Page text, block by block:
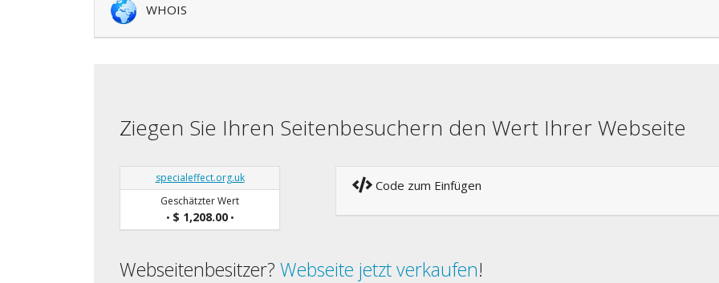
WHOIS
Ziegen Sie Ihren Seitenbesuchern den Wert Ihrer Webseite
specialeffect.org.uk
Geschätzter Wert
• $ 1,208.00•
Code zum Einfügen
Webseitenbesitzer? Webseite jetzt verkaufen!